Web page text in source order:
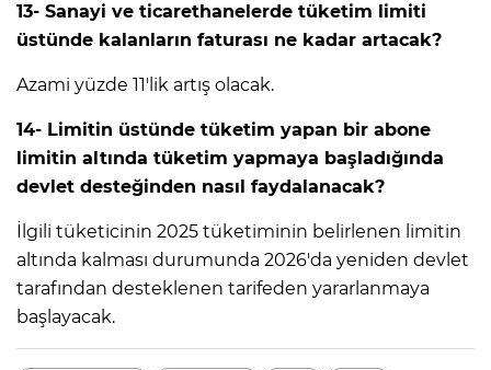
13- Sanayi ve ticarethanelerde tüketim limiti
üstünde kalanların faturası ne kadar artacak?
Azami yüzde 11'lik artış olacak.
14- Limitin üstünde tüketim yapan bir abone
limitin altında tüketim yapmaya başladığında
devlet desteğinden nasıl faydalanacak?
İlgili tüketicinin 2025 tüketiminin belirlenen limitin
altında kalması durumunda 2026'da yeniden devlet
tarafından desteklenen tarifeden yararlanmaya
başlayacak.